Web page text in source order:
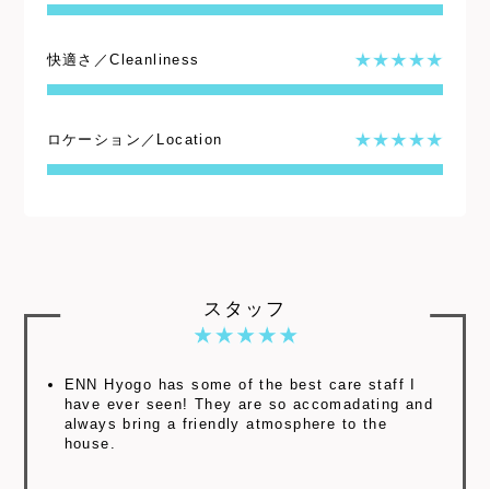
快適さ／Cleanliness
ロケーション／Location
スタッフ
ENN Hyogo has some of the best care staff I
have ever seen! They are so accomadating and
always bring a friendly atmosphere to the
house.